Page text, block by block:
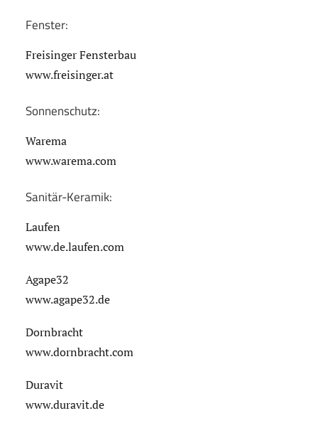
Fenster:
Freisinger Fensterbau
www.freisinger.at
Sonnenschutz:
Warema
www.warema.com
Sanitär-Keramik:
Laufen
www.de.laufen.com
Agape32
www.agape32.de
Dornbracht
www.dornbracht.com
Duravit
www.duravit.de